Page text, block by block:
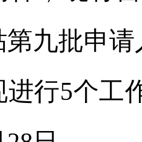
第九批申
5个工作